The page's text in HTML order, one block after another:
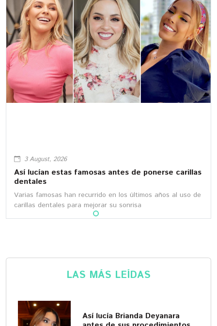
3 August, 2026
Así lucían estas famosas antes de ponerse carillas
dentales
Varias famosas han recurrido en los últimos años al uso de
carillas dentales para mejorar su sonrisa
LAS MÁS LEÍDAS
Así lucía Brianda Deyanara